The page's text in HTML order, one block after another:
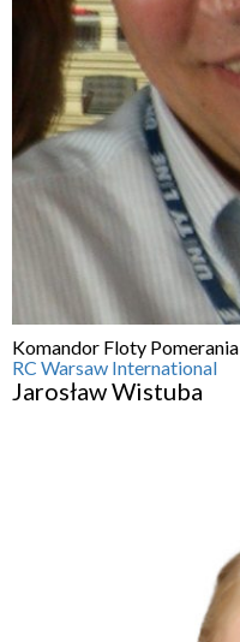
Komandor Floty Pomerania
RC Warsaw International
Jarosław Wistuba